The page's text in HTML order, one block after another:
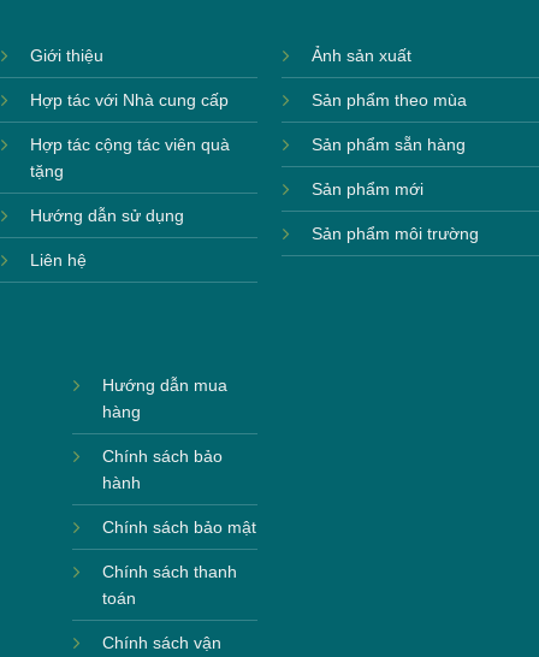
Giới thiệu
Hợp tác với Nhà cung cấp
Hợp tác cộng tác viên quà
tặng
Hướng dẫn sử dụng
Liên hệ
Ảnh sản xuất
Sản phẩm theo mùa
Sản phẩm sẵn hàng
Sản phẩm mới
Sản phẩm môi trường
Hướng dẫn mua
hàng
Chính sách bảo
hành
Chính sách bảo mật
Chính sách thanh
toán
Chính sách vận